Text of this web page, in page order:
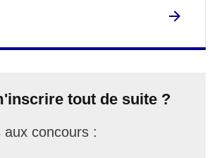
tout de suite ?
aux concours :